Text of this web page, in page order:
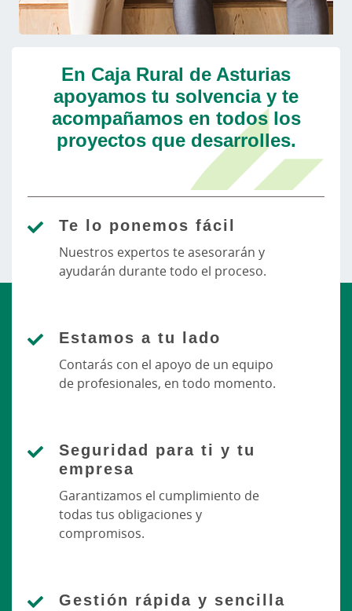
En Caja Rural de Asturias
apoyamos tu solvencia y te
acompañamos en todos los
proyectos que desarrolles.
Te lo ponemos fácil
Nuestros expertos te asesorarán y
ayudarán durante todo el proceso.
Estamos a tu lado
Contarás con el apoyo de un equipo
de profesionales, en todo momento.
Seguridad para ti y tu
empresa
Garantizamos el cumplimiento de
todas tus obligaciones y
compromisos.
Gestión rápida y sencilla